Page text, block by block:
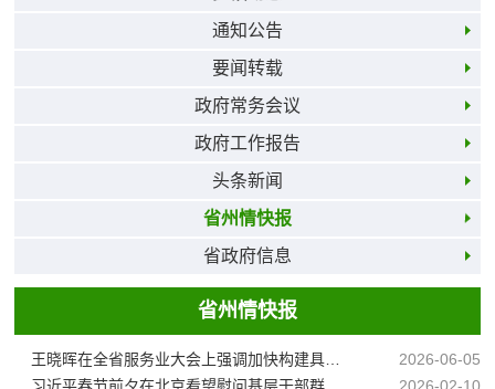
通知公告
要闻转载
政府常务会议
政府工作报告
头条新闻
省州情快报
省政府信息
省州情快报
2026-06-05
2026-02-10